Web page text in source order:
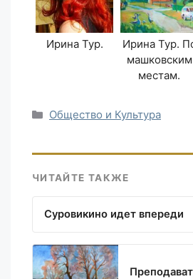
Ирина Тур.
Ирина Тур.
машковским
местам.
Рубрики
Общество и Культура
ЧИТАЙТЕ ТАКЖЕ
Суровикино идет впереди